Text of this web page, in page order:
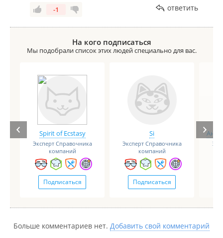
БУДЬТЕ ДОБРЫ соблюдать правила вежливости,
вы не на базаре сидите!!!
Да и скучающего узбека на улице может
наблюдать любой проезжающий, не надо и тут
-1 ответить
На кого подписаться
Мы подобрали список этих людей специально для вас.
Spirit of Ecstasy
Эксперт Справочника
компаний
Подписаться
Si
Эксперт Справочника
компаний
Подписаться
Больше комментариев нет. Добавить свой комментарий